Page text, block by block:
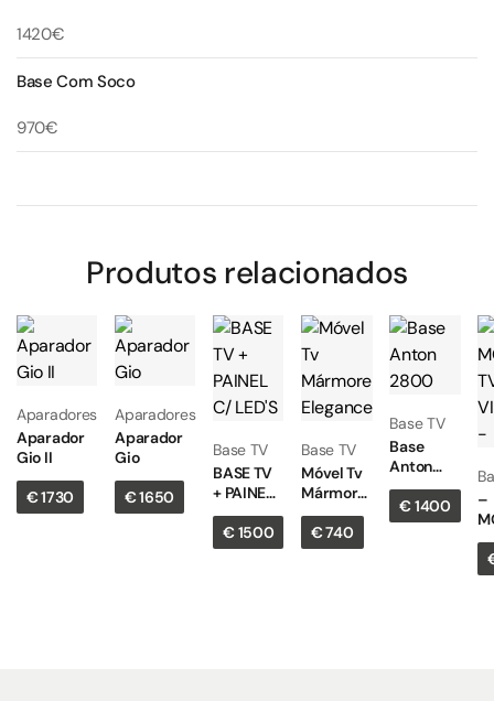
1420€
Base Com Soco
970€
Produtos relacionados
Aparadores
Aparador
Gio II
€1730
Aparadores
Aparador
Gio
€1650
Base TV
BASE TV
+ PAINEL
C/ LED’S
€1500
Base TV
Móvel Tv
Mármore
Elegance
€740
Base TV
Base
Anton
2800
€1400
–